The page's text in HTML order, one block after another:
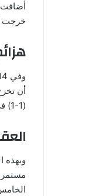
خرجت أمام فرنسا
(1-1) في الوقتين الأصلي والإضافي.
وبهذه